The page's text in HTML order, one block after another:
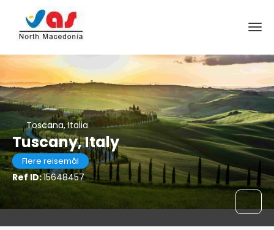
Toscana, Italia
Tuscany, Italy
Flere reisemål
Ref ID:15648457